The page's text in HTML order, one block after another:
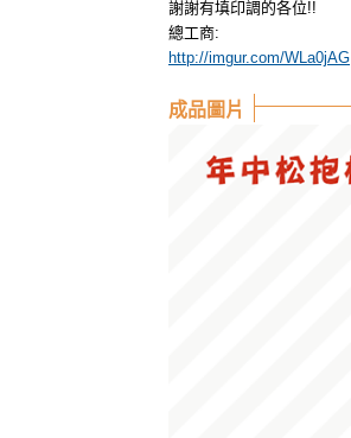
謝謝有填印調的各位!!
總工商:
http://imgur.com/WLa0jAG
成品圖片